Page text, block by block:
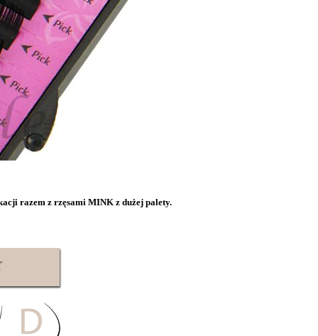
razem z rzęsami MINK z dużej palety.